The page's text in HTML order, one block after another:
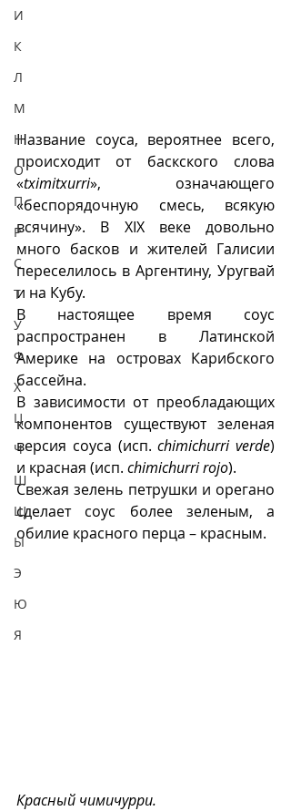
И
К
Л
М
Н
О
П
Р
С
Т
У
Ф
Х
Ц
Ч
Ш
Щ
Ы
Э
Ю
Я
Название соуса, вероятнее всего,
происходит от баскского слова
«tximitxurri», означающего
«беспорядочную смесь, всякую
всячину». В XIX веке довольно
много басков и жителей Галисии
переселилось в Аргентину, Уругвай
и на Кубу.
В настоящее время соус
распространен в Латинской
Америке на островах Карибского
бассейна.
В зависимости от преобладающих
компонентов существуют зеленая
версия соуса (исп. chimichurri verde)
и красная (исп. chimichurri rojo).
Свежая зелень петрушки и орегано
сделает соус более зеленым, а
обилие красного перца – красным.
Красный чимичурри.